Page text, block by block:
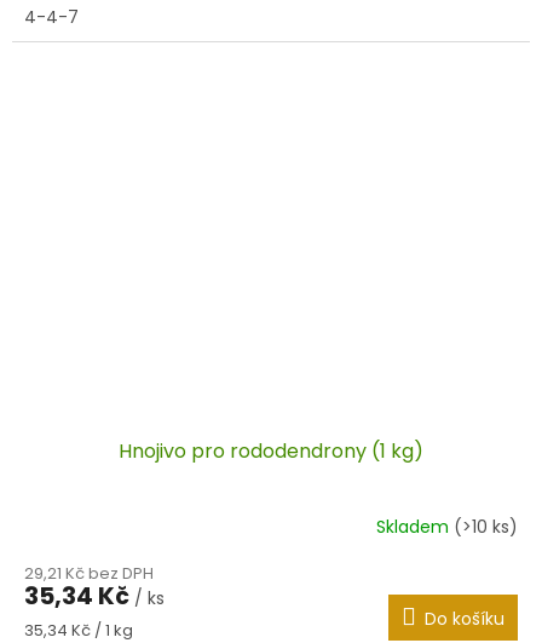
4-4-7
Hnojivo pro rododendrony (1 kg)
Skladem (>10 ks)
29,21 Kč bez DPH
35,34 Kč / ks
Měrná
35,34 Kč / 1 kg Do košíku